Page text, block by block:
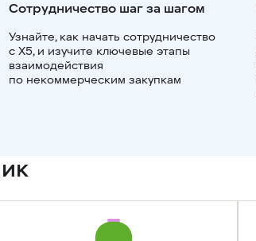
Сотрудничество шаг за шагом
Узнайте, как начать сотрудничество
с X5, и изучите ключевые этапы
взаимодействия
по некоммерческим закупкам